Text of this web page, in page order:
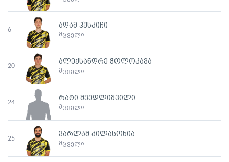
6
ადამ ჰუსკიჩი
მცველი
20
ალექსანდრე ჭოლოკავა
მცველი
24
რატი მჭედლიშვილი
მცველი
25
ვარლამ კილასონია
მცველი